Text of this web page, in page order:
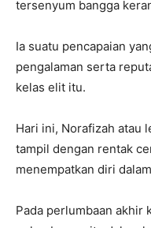
tersenyum bangga
Ia suatu pencapaian
pengalaman serta
kelas elit itu.
Hari ini, Norafizah atau
tampil dengan rentak
menempatkan diri
Pada perlumbaan akhir